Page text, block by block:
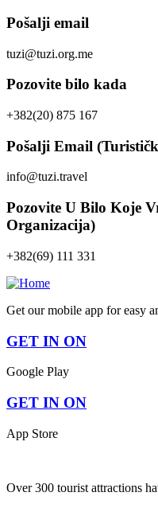
Pošalji email
tuzi@tuzi.org.me
Pozovite bilo kada
+382(20) 875 167
Pošalji Email
info@tuzi.travel
Pozovite U Bilo Koje
Organizacija)
+382(69) 111 331
Get our mobile app for easy
GET IN ON
Google Play
GET IN ON
App Store
Over 300 tourist attractions